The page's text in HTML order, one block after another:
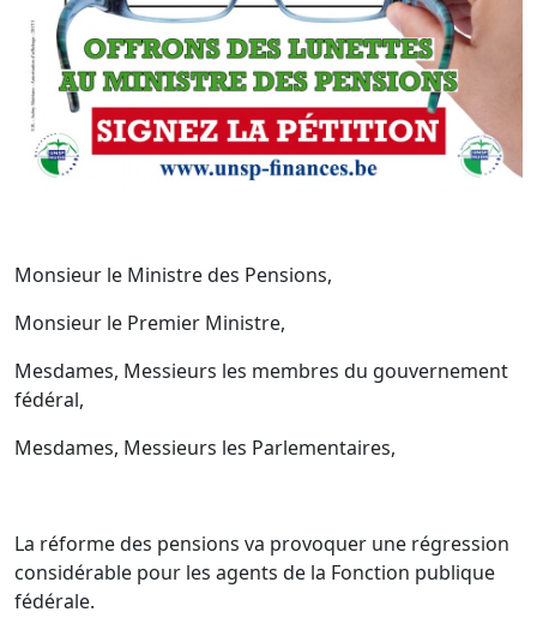
Monsieur le Ministre des Pensions,
Monsieur le Premier Ministre,
Mesdames, Messieurs les membres du gouvernement
fédéral,
Mesdames, Messieurs les Parlementaires,
La réforme des pensions va provoquer une régression
considérable pour les agents de la Fonction publique
fédérale.